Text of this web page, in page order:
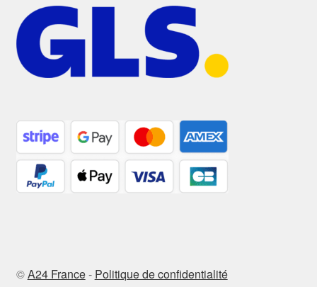
©A24 France- Politique de confidentialité